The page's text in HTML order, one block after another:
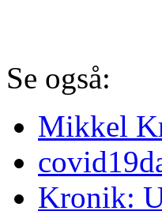
Se også:
Mikkel
Kronik: